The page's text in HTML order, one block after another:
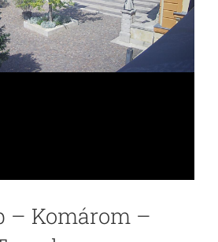
– Komárom –